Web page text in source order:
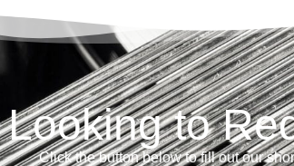
Looking to
Click the button below to fill out our